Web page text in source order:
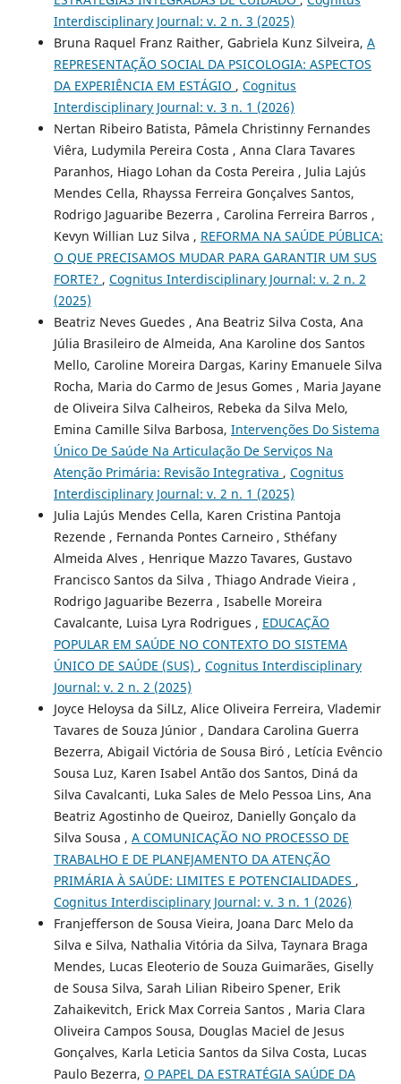
Interdisciplinary Journal: v. 2 n. 3 (2025)
Bruna Raquel Franz Raither, Gabriela Kunz Silveira, A
REPRESENTAÇÃO SOCIAL DA PSICOLOGIA: ASPECTOS
DA EXPERIÊNCIA EM ESTÁGIO , Cognitus
Interdisciplinary Journal: v. 3 n. 1 (2026)
Nertan Ribeiro Batista, Pâmela Christinny Fernandes
Viêra, Ludymila Pereira Costa , Anna Clara Tavares
Paranhos, Hiago Lohan da Costa Pereira , Julia Lajús
Mendes Cella, Rhayssa Ferreira Gonçalves Santos,
Rodrigo Jaguaribe Bezerra , Carolina Ferreira Barros ,
Kevyn Willian Luz Silva , REFORMA NA SAÚDE PÚBLICA:
O QUE PRECISAMOS MUDAR PARA GARANTIR UM SUS
FORTE? , Cognitus Interdisciplinary Journal: v. 2 n. 2
(2025)
Beatriz Neves Guedes , Ana Beatriz Silva Costa, Ana
Júlia Brasileiro de Almeida, Ana Karoline dos Santos
Mello, Caroline Moreira Dargas, Kariny Emanuele Silva
Rocha, Maria do Carmo de Jesus Gomes , Maria Jayane
de Oliveira Silva Calheiros, Rebeka da Silva Melo,
Emina Camille Silva Barbosa, Intervenções Do Sistema
Único De Saúde Na Articulação De Serviços Na
Atenção Primária: Revisão Integrativa , Cognitus
Interdisciplinary Journal: v. 2 n. 1 (2025)
Julia Lajús Mendes Cella, Karen Cristina Pantoja
Rezende , Fernanda Pontes Carneiro , Sthéfany
Almeida Alves , Henrique Mazzo Tavares, Gustavo
Francisco Santos da Silva , Thiago Andrade Vieira ,
Rodrigo Jaguaribe Bezerra , Isabelle Moreira
Cavalcante, Luisa Lyra Rodrigues , EDUCAÇÃO
POPULAR EM SAÚDE NO CONTEXTO DO SISTEMA
ÚNICO DE SAÚDE (SUS) , Cognitus Interdisciplinary
Journal: v. 2 n. 2 (2025)
Joyce Heloysa da SilLz, Alice Oliveira Ferreira, Vlademir
Tavares de Souza Júnior , Dandara Carolina Guerra
Bezerra, Abigail Victória de Sousa Biró , Letícia Evêncio
Sousa Luz, Karen Isabel Antão dos Santos, Diná da
Silva Cavalcanti, Luka Sales de Melo Pessoa Lins, Ana
Beatriz Agostinho de Queiroz, Danielly Gonçalo da
Silva Sousa , A COMUNICAÇÃO NO PROCESSO DE
TRABALHO E DE PLANEJAMENTO DA ATENÇÃO
PRIMÁRIA À SAÚDE: LIMITES E POTENCIALIDADES ,
Cognitus Interdisciplinary Journal: v. 3 n. 1 (2026)
Franjefferson de Sousa Vieira, Joana Darc Melo da
Silva e Silva, Nathalia Vitória da Silva, Taynara Braga
Mendes, Lucas Eleoterio de Souza Guimarães, Giselly
de Sousa Silva, Sarah Lilian Ribeiro Spener, Erik
Zahaikevitch, Erick Max Correia Santos , Maria Clara
Oliveira Campos Sousa, Douglas Maciel de Jesus
Gonçalves, Karla Leticia Santos da Silva Costa, Lucas
Paulo Bezerra, O PAPEL DA ESTRATÉGIA SAÚDE DA